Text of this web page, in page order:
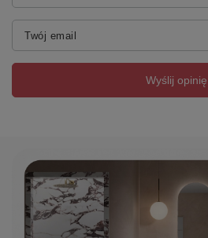
Twój email
Wyślij opinię